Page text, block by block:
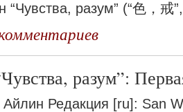
“Чувства, разум” (“色，戒
разум”:
Редакция [ru]: San